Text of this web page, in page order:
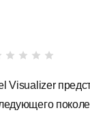
Visualizer